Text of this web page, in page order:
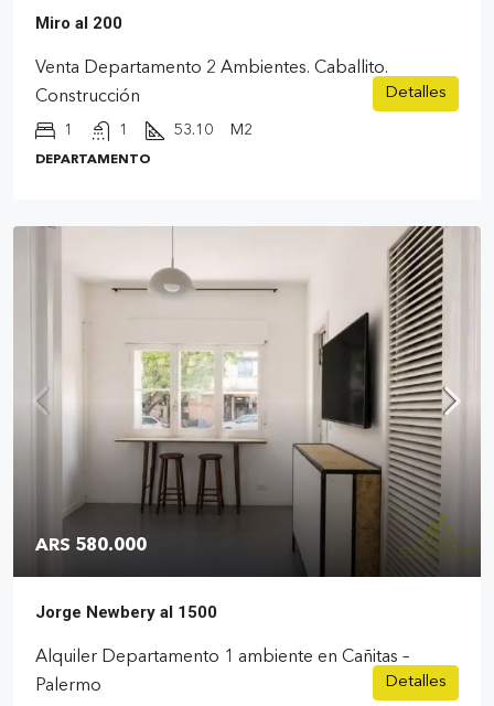
Miro al 200
Venta Departamento 2 Ambientes. Caballito.
Construcción
1 1 53.10 M2
DEPARTAMENTO
Detalles
ARS 580.000
Jorge Newbery al 1500
Alquiler Departamento 1 ambiente en Cañitas –
Palermo
Detalles